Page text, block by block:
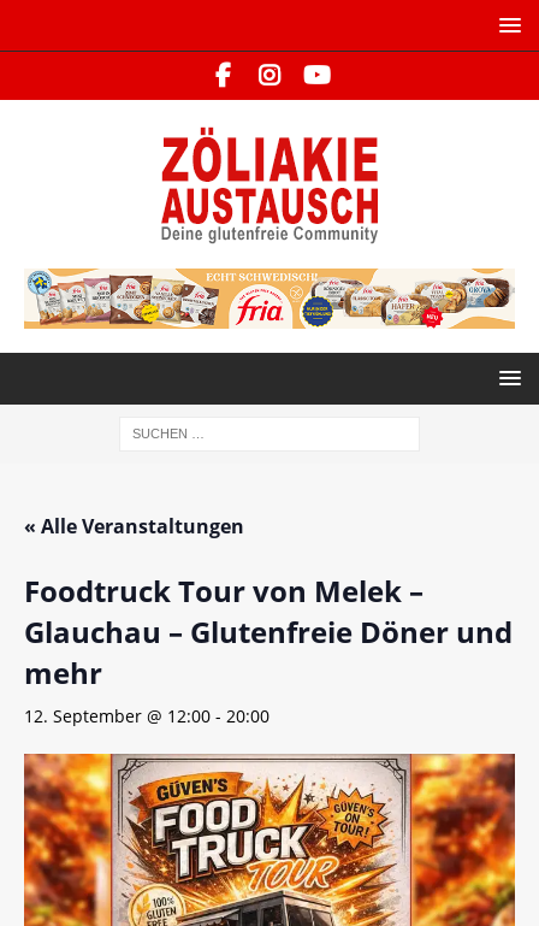
« Alle Veranstaltungen
Foodtruck Tour von Melek –
Glauchau – Glutenfreie Döner und
mehr
12. September @ 12:00 - 20:00